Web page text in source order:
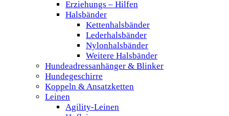
Erziehungs – Hilfen
Halsbänder
Kettenhalsbänder
Lederhalsbänder
Nylonhalsbänder
Weitere Halsbänder
Hundeadressanhänger & Blinker
Hundegeschirre
Koppeln & Ansatzketten
Leinen
Agility-Leinen